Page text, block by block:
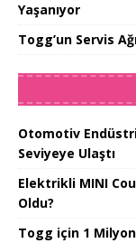
Yaşanıyor
Togg’un Servis
Otomotiv
Seviyeye Ulaştı
Elektrikli MINI
Oldu?
Togg için 1 Milyon